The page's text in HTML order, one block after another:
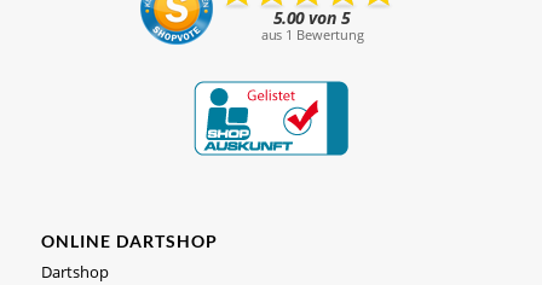
ONLINE DARTSHOP
Dartshop